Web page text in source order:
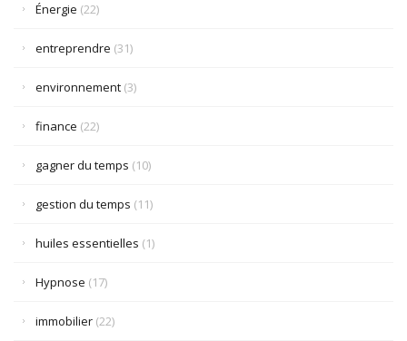
Énergie (22)
entreprendre (31)
environnement (3)
finance (22)
gagner du temps (10)
gestion du temps (11)
huiles essentielles (1)
Hypnose (17)
immobilier (22)